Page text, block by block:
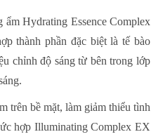
Hydrating Essence Complex
thành phần đặc biệt là tế bào
chỉnh độ sáng từ bên trong lớp
trên bề mặt, làm giảm thiểu tình
hợp Illuminating Complex EX